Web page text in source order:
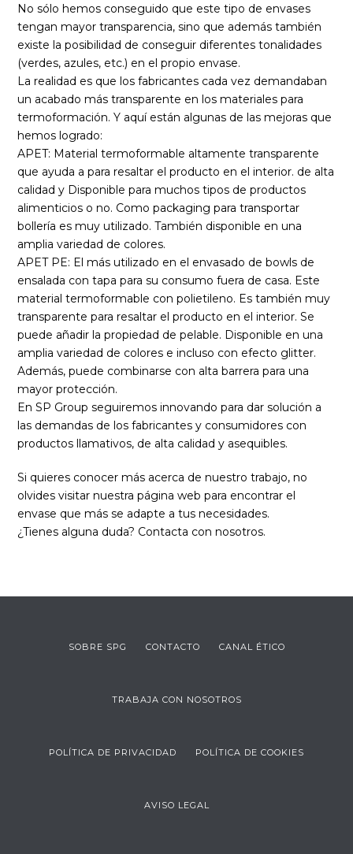
No sólo hemos conseguido que este tipo de envases
tengan mayor transparencia, sino que además también
existe la posibilidad de conseguir diferentes tonalidades
(verdes, azules, etc.) en el propio envase.
La realidad es que los fabricantes cada vez demandaban
un acabado más transparente en los materiales para
termoformación. Y aquí están algunas de las mejoras que
hemos logrado:
APET: Material termoformable altamente transparente
que ayuda a para resaltar el producto en el interior. de alta
calidad y Disponible para muchos tipos de productos
alimenticios o no. Como packaging para transportar
bollería es muy utilizado. También disponible en una
amplia variedad de colores.
APET PE: El más utilizado en el envasado de bowls de
ensalada con tapa para su consumo fuera de casa. Este
material termoformable con polietileno. Es también muy
transparente para resaltar el producto en el interior. Se
puede añadir la propiedad de pelable. Disponible en una
amplia variedad de colores e incluso con efecto glitter.
Además, puede combinarse con alta barrera para una
mayor protección.
En SP Group seguiremos innovando para dar solución a
las demandas de los fabricantes y consumidores con
productos llamativos, de alta calidad y asequibles.
Si quieres conocer más acerca de nuestro trabajo, no
olvides visitar nuestra página web para encontrar el
envase que más se adapte a tus necesidades.
¿Tienes alguna duda? Contacta con nosotros.
SOBRE SPG CONTACTO CANAL ÉTICO
TRABAJA CON NOSOTROS
POLÍTICA DE PRIVACIDAD POLÍTICA DE COOKIES
AVISO LEGAL